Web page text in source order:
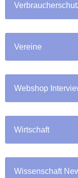
Vereine
Webshop
Wirtschaft
Wissenschaft